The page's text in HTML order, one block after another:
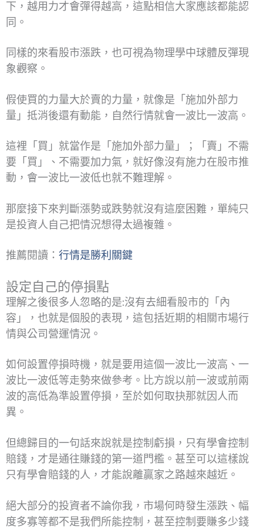
下，越用力才會彈得越高，這點相信大家應該都能認
同。
同樣的來看股市漲跌，也可視為物理學中球體反彈現
象觀察。
假使買的力量大於賣的力量，就像是「施加外部力
量」抵消後還有動能，自然行情就會一波比一波高。
這裡「買」就當作是「施加外部力量」；「賣」不需
要「買」、不需要加力氣，就好像沒有施力在股市推
動，會一波比一波低也就不難理解。
那麼接下來判斷漲勢或跌勢就沒有這麼困難，單純只
是投資人自己把情況想得太過複雜。
推薦閱讀： 行情是勝利關鍵
設定自己的停損點
理解之後很多人忽略的是:沒有去細看股市的「內
容」，也就是個股的表現，這包括近期的相關市場行
情與公司營運情況。
如何設置停損時機，就是要用這個一波比一波高、一
波比一波低等走勢來做參考。比方說以前一波或前兩
波的高低為準設置停損，至於如何取抉那就因人而
異。
但總歸目的一句話來說就是控制虧損，只有學會控制
賠錢，才是通往賺錢的第一道門檻。甚至可以這樣說
只有學會賠錢的人，才能說離贏家之路越來越近。
絕大部分的投資者不論你我，市場何時發生漲跌、幅
度多寡等都不是我們所能控制，甚至控制要賺多少錢